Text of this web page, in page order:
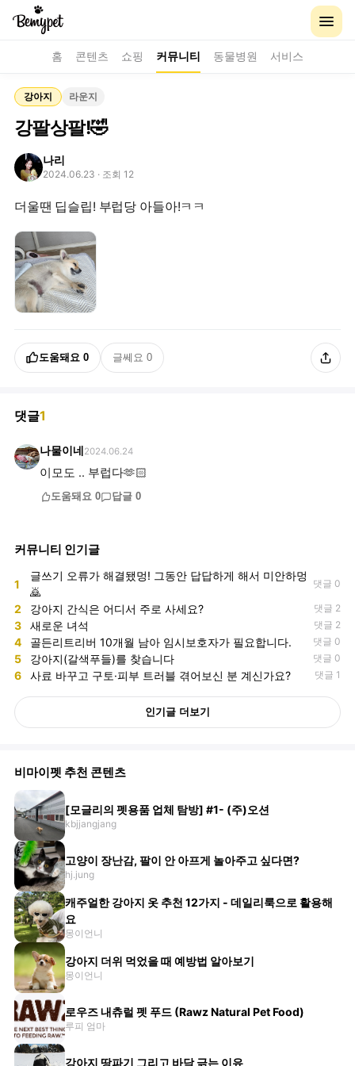
홈 콘텐츠 쇼핑 커뮤니티 동물병원 서비스
강아지 라운지
강팔상팔!🤣
나리
2024.06.23 · 조회 12
더울땐 딥슬립! 부럽당 아들아!ㅋㅋ
도움돼요 0 글쎄요 0
댓글1
나물이네 2024.06.24
이모도 .. 부럽다🫶🏻
도움돼요 0 답글 0
커뮤니티 인기글
1
글쓰기 오류가 해결됐멍! 그동안 답답하게 해서 미안하멍
🙇
댓글 0
2 강아지 간식은 어디서 주로 사세요? 댓글 2
3 새로운 녀석 댓글 2
4 골든리트리버 10개월 남아 임시보호자가 필요합니다. 댓글 0
5 강아지(갈색푸들)를 찾습니다 댓글 0
6 사료 바꾸고 구토·피부 트러블 겪어보신 분 계신가요? 댓글 1
인기글 더보기
비마이펫 추천 콘텐츠
[모글리의 펫용품 업체 탐방] #1- (주)오션
kbjjangjang
고양이 장난감, 팔이 안 아프게 놀아주고 싶다면?
hj.jung
캐주얼한 강아지 옷 추천 12가지 - 데일리룩으로 활용해
요
몽이언니
강아지 더위 먹었을 때 예방법 알아보기
몽이언니
로우즈 내츄럴 펫 푸드 (Rawz Natural Pet Food)
루피 엄마
강아지 땅파기 그리고 바닥 긁는 이유